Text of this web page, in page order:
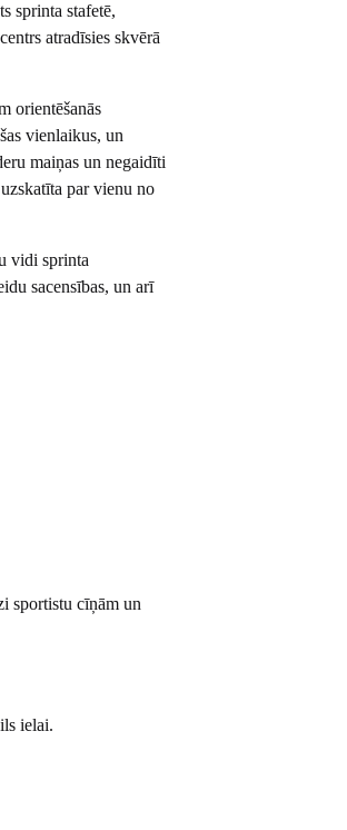
sprinta stafetē,
atradīsies skvērā
orientēšanās
vienlaikus, un
maiņas un negaidīti
par vienu no
vidi sprinta
sacensības, un arī
sportistu cīņām un
ielai.